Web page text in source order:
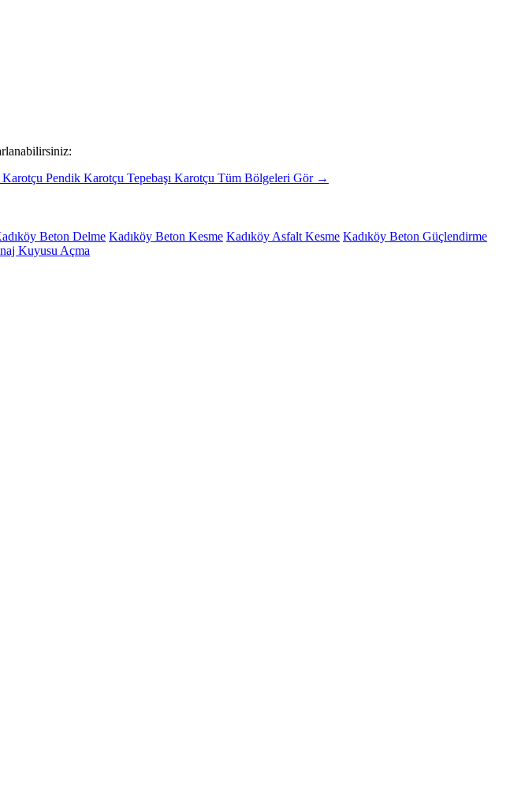
Pendik Karotçu Tepebaşı Karotçu Tüm Bölgeleri Gör →
Beton Delme Kadıköy Beton Kesme Kadıköy Asfalt Kesme Kadıköy Beton Güçlendirme
Kuyusu Açma